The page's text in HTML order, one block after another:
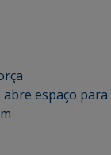
espaço para